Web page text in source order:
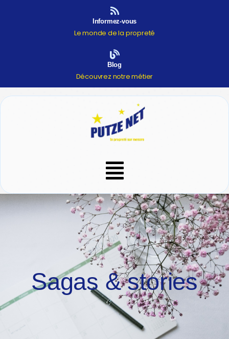
Informez-vous
Le monde de la propreté
Blog
Découvrez notre métier
Menu
Sagas & stories